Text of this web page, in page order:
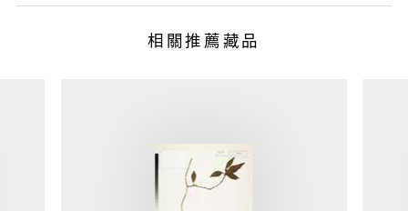
相關推薦藏品